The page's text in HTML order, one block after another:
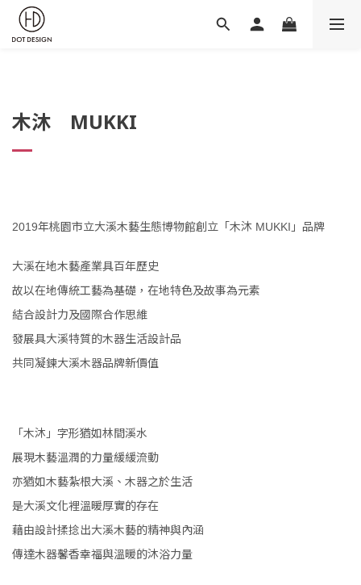
木沐 MUKKI
2019年桃園市立大溪木藝生態博物館創立「木沐 MUKKI 」品牌
大溪在地木藝產業具百年歷史
故以在地傳統工藝為基礎，在地特色及故事為元素
結合設計力及國際合作思維
發展具大溪特質的木器生活設計品
共同凝鍊大溪木器品牌新價值
「木沐」字形猶如林間溪水
展現木藝溫潤的力量緩緩流動
亦猶如木藝紮根大溪、木器之於生活
是大溪文化裡溫暖厚實的存在
藉由設計揉捻出大溪木藝的精神與內涵
傳達木器馨香幸福與溫暖的沐浴力量